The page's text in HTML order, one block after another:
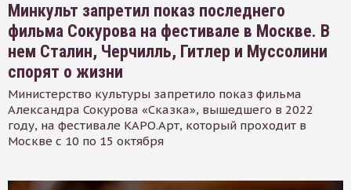
Минкульт запретил показ последнего
фильма Сокурова на фестивале в Москве. В
нем Сталин, Черчилль, Гитлер и Муссолини
спорят о жизни
Министерство культуры запретило показ фильма
Александра Сокурова «Сказка», вышедшего в 2022
году, на фестивале КАРО.Арт, который проходит в
Москве с 10 по 15 октября